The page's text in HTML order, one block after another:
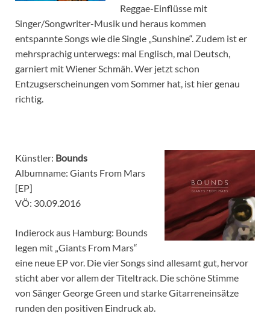
Reggae-Einflüsse mit
Singer/Songwriter-Musik und heraus kommen
entspannte Songs wie die Single „Sunshine“. Zudem ist er
mehrsprachig unterwegs: mal Englisch, mal Deutsch,
garniert mit Wiener Schmäh. Wer jetzt schon
Entzugserscheinungen vom Sommer hat, ist hier genau
richtig.
Künstler: Bounds
Albumname: Giants From Mars
[EP]
VÖ: 30.09.2016
Indierock aus Hamburg: Bounds
legen mit „Giants From Mars“
eine neue EP vor. Die vier Songs sind allesamt gut, hervor
sticht aber vor allem der Titeltrack. Die schöne Stimme
von Sänger George Green und starke Gitarreneinsätze
runden den positiven Eindruck ab.